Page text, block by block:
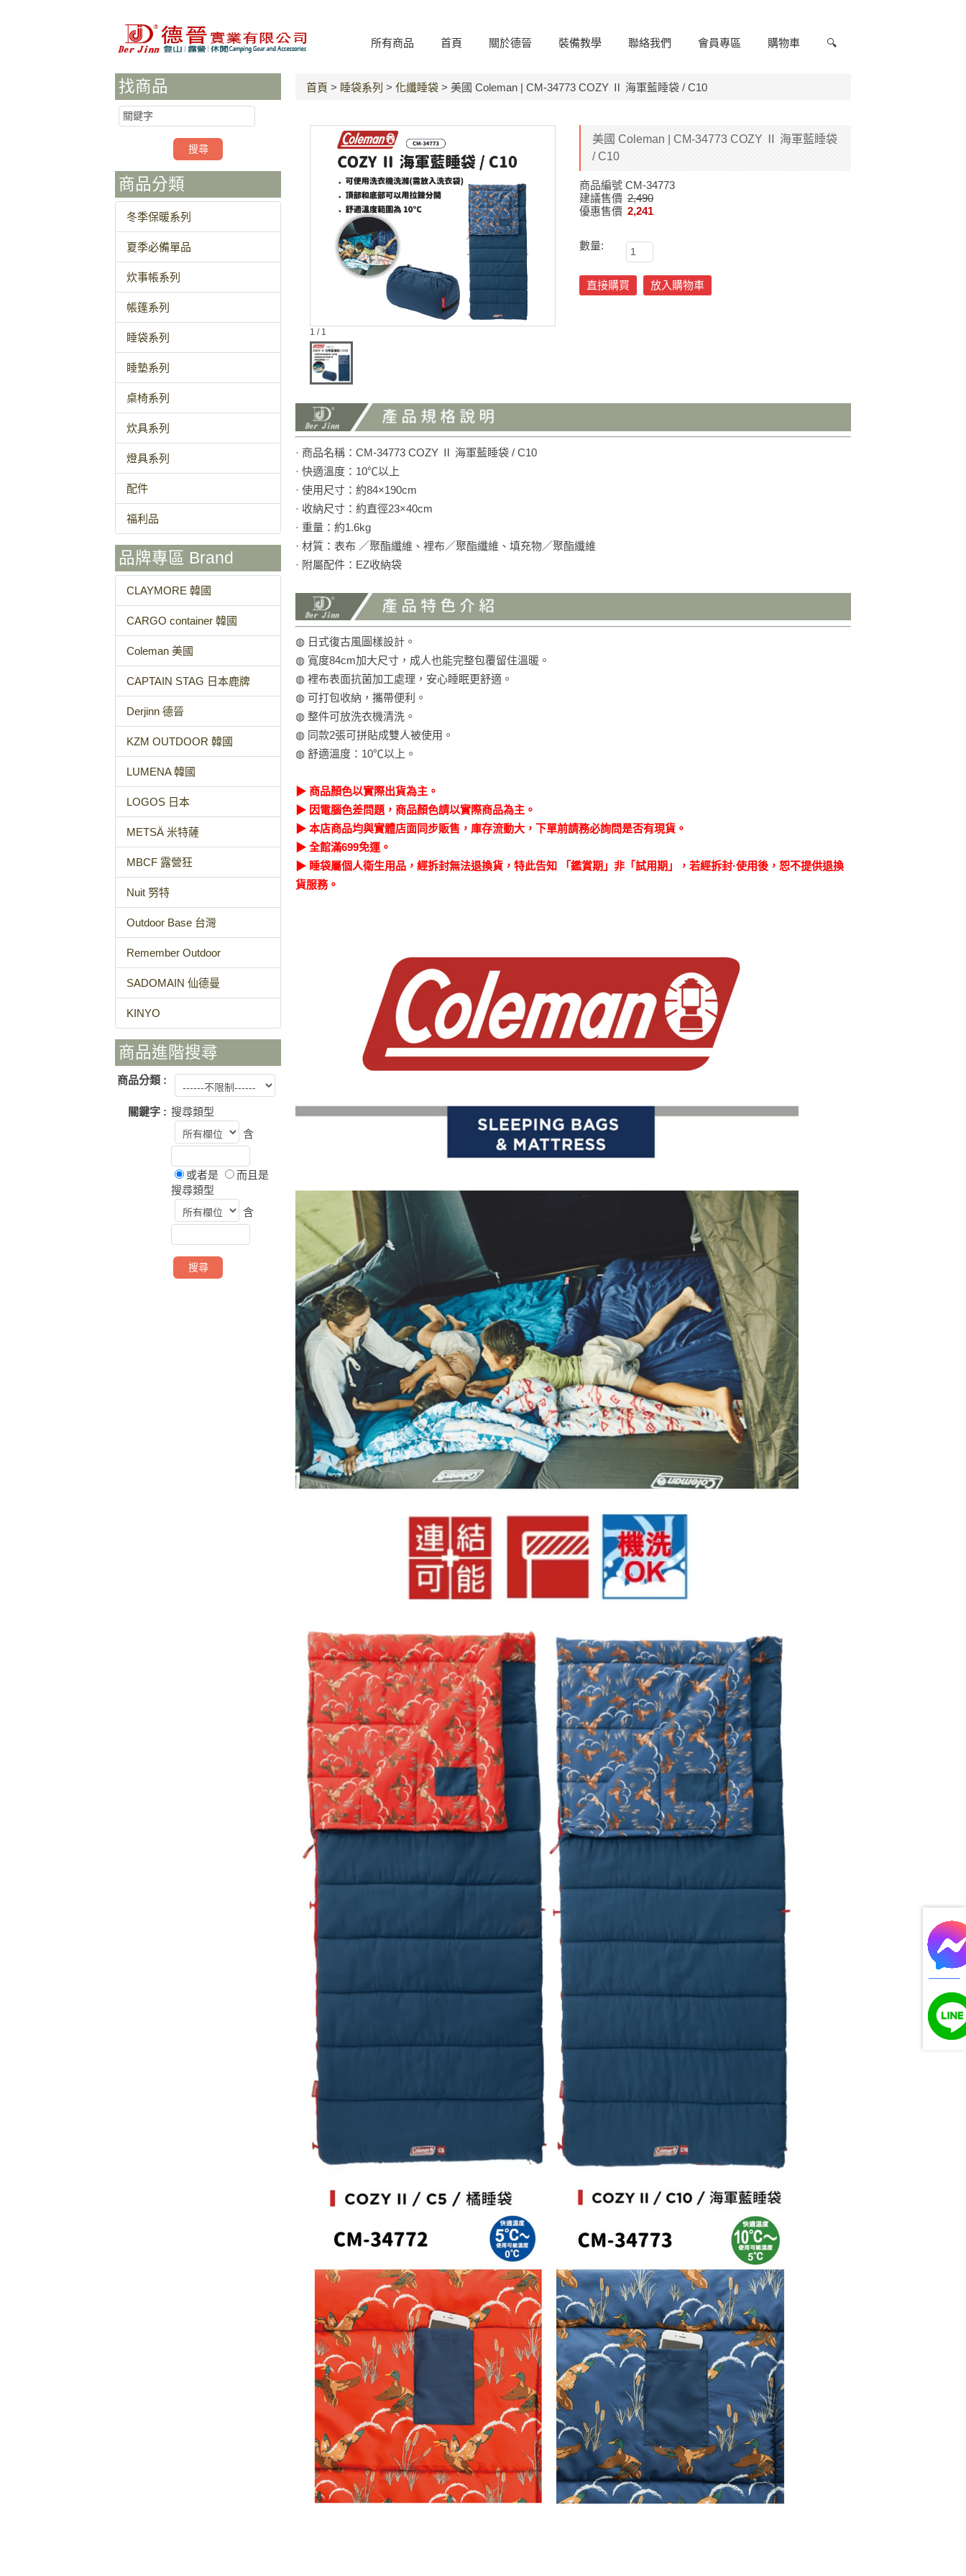
所有商品 首頁 關於德晉 裝備教學 聯絡我們 會員專區 購物車 🔍
找商品
商品分類
冬季保暖系列
夏季必備單品
炊事帳系列
帳篷系列
睡袋系列
睡墊系列
桌椅系列
炊具系列
燈具系列
配件
福利品
品牌專區 Brand
CLAYMORE 韓國
CARGO container 韓國
Coleman 美國
CAPTAIN STAG 日本鹿牌
Derjinn 德晉
KZM OUTDOOR 韓國
LUMENA 韓國
LOGOS 日本
METSÄ 米特薩
MBCF 露營狂
Nuit 努特
Outdoor Base 台灣
Remember Outdoor
SADOMAIN 仙德曼
KINYO
商品進階搜尋
商品分類 :
關鍵字 : 搜尋類型
含
或者是
而且是
搜尋類型
含
首頁 > 睡袋系列 > 化纖睡袋 > 美國 Coleman | CM-34773 COZY Ⅱ 海軍藍睡袋 / C10
1 / 1
美國 Coleman | CM-34773 COZY Ⅱ 海軍藍睡袋
/ C10
商品編號 CM-34773
建議售價 2,490
優惠售價 2,241
數量:
直接購買 放入購物車
· 商品名稱：CM-34773 COZY Ⅱ 海軍藍睡袋 / C10
· 快適溫度：10℃以上
· 使用尺寸：約84×190cm
· 收納尺寸：約直徑23×40cm
· 重量：約1.6kg
· 材質：表布 ／聚酯纖維、裡布／聚酯纖維、填充物／聚酯纖維
· 附屬配件：EZ收納袋
◍ 日式復古風圖樣設計。
◍ 寬度84cm加大尺寸，成人也能完整包覆留住溫暖。
◍ 裡布表面抗菌加工處理，安心睡眠更舒適。
◍ 可打包收納，攜帶便利。
◍ 整件可放洗衣機清洗。
◍ 同款2張可拼貼成雙人被使用。
◍ 舒適溫度：10℃以上。
▶ 商品顏色以實際出貨為主。
▶ 因電腦色差問題，商品顏色請以實際商品為主。
▶ 本店商品均與實體店面同步販售，庫存流動大，下單前請務必詢問是否有現貨。
▶ 全館滿699免運。
▶ 睡袋屬個人衛生用品，經拆封無法退換貨，特此告知 「鑑賞期」非「試用期」，若經拆封·使用後，恕不提供退換
貨服務。